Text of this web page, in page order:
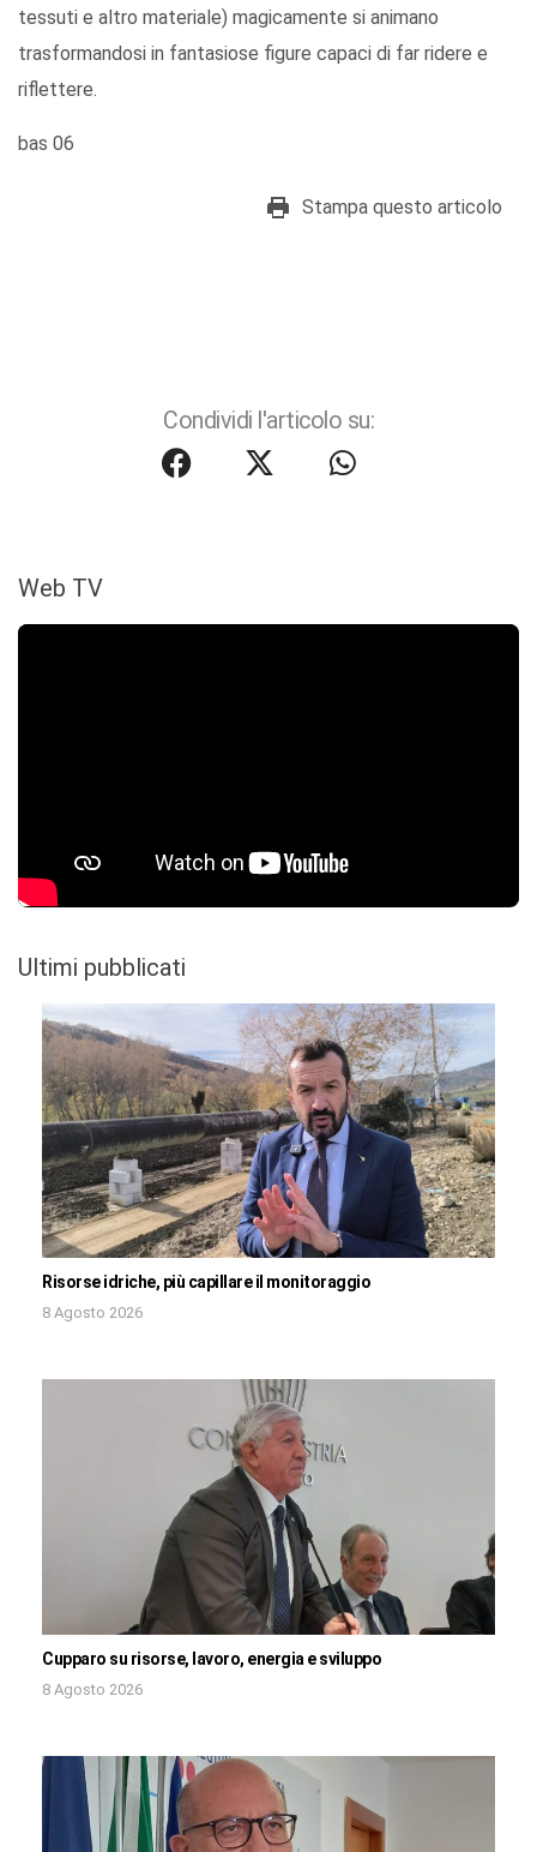
tessuti e altro materiale) magicamente si animano
trasformandosi in fantasiose figure capaci di far ridere e
riflettere.
bas 06
Stampa questo articolo
Condividi l'articolo su:
Web TV
Ultimi pubblicati
Risorse idriche, più capillare il monitoraggio
8 Agosto 2026
Cupparo su risorse, lavoro, energia e sviluppo
8 Agosto 2026